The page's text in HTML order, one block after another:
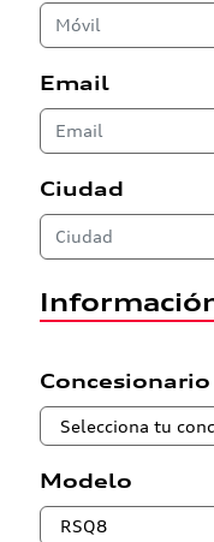
Email
Ciudad
Concesionario
Modelo